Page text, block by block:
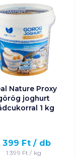
Nature Proxy
joghurt
1 kg
399 Ft / db
1 399 Ft / kg